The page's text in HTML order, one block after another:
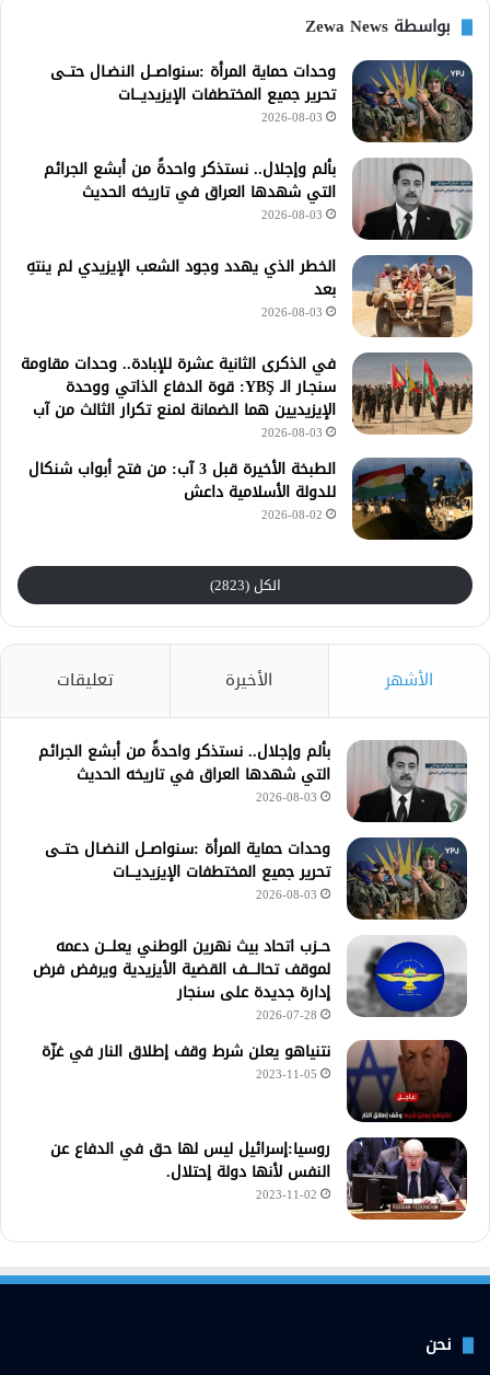
بواسطة Zewa News
وحدات حماية المرأة :سنواصــل النضـال حتــى
تحرير جميع المختطفات الإيزيديـــات
2026-08-03
بألم وإجلال.. نستذكر واحدةً من أبشع الجرائم
التي شهدها العراق في تاريخه الحديث
2026-08-03
الخطر الذي يهدد وجود الشعب الإيزيدي لم ينتهِ
بعد
2026-08-03
في الذكرى الثانية عشرة للإبادة.. وحدات مقاومة
سنجـار الـ YBŞ: قوة الدفاع الذاتي ووحدة
الإيزيديين هما الضمانة لمنع تكرار الثالث من آب
2026-08-03
الطبخة الأخيرة قبل 3 آب: من فتح أبواب شنكال
للدولة الأسلامية داعش
2026-08-02
الكل (2823)
الأشهر الأخيرة تعليقات
بألم وإجلال.. نستذكر واحدةً من أبشع الجرائم
التي شهدها العراق في تاريخه الحديث
2026-08-03
وحدات حماية المرأة :سنواصــل النضـال حتــى
تحرير جميع المختطفات الإيزيديـــات
2026-08-03
حــزب اتحاد بيث نهرين الوطني يعلـــن دعمه
لموقف تحالــــف القضية الأيزيدية ويرفض فرض
إدارة جديدة على سنجار
2026-07-28
نتنياهو يعلن شرط وقف إطلاق النار في غزّة
2023-11-05
روسيا:إسرائيل ليس لها حق في الدفاع عن
النفس لأنها دولة إحتلال.
2023-11-02
نحن